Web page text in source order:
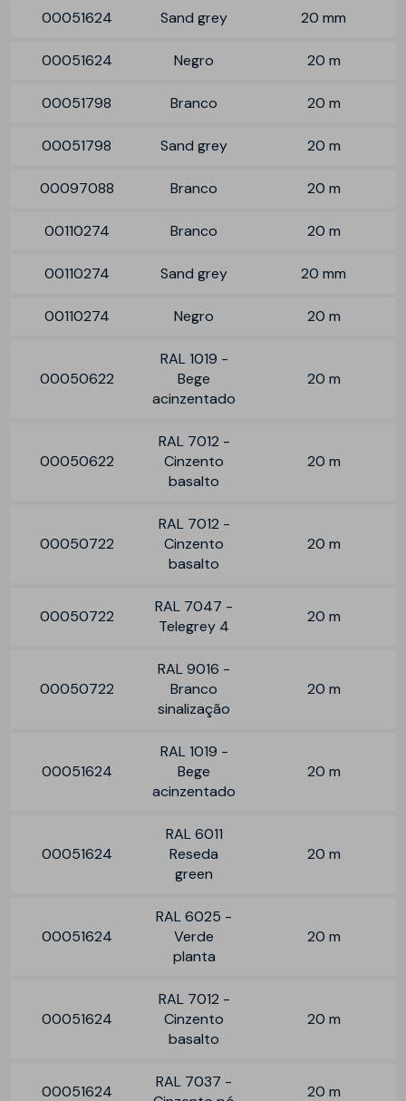
00051624 Sand grey 20 mm
00051624 Negro 20 m
00051798 Branco 20 m
00051798 Sand grey 20 m
00097088 Branco 20 m
00110274 Branco 20 m
00110274 Sand grey 20 mm
00110274 Negro 20 m
00050622
RAL 1019 -
Bege
acinzentado
20 m
00050622
RAL 7012 -
Cinzento
basalto
20 m
00050722
RAL 7012 -
Cinzento
basalto
20 m
00050722
RAL 7047 -
Telegrey 4
20 m
00050722
RAL 9016 -
Branco
sinalização
20 m
00051624
RAL 1019 -
Bege
acinzentado
20 m
00051624
RAL 6011
Reseda
green
20 m
00051624
RAL 6025 -
Verde
planta
20 m
00051624
RAL 7012 -
Cinzento
basalto
20 m
00051624
RAL 7037 -
20 m